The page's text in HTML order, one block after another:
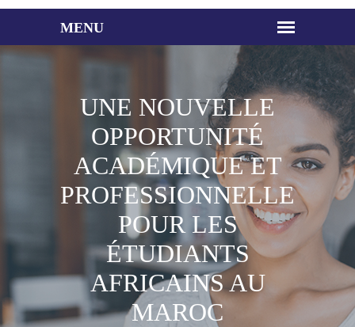
UNE NOUVELLE
OPPORTUNITÉ
ACADÉMIQUE ET
PROFESSIONNELLE
POUR LES
ÉTUDIANTS
AFRICAINS AU
MAROC